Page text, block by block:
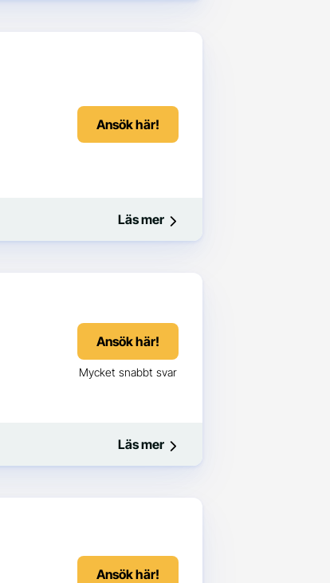
Ansök här!
Läs mer
Ansök här!
Mycket snabbt svar
Läs mer
Ansök här!